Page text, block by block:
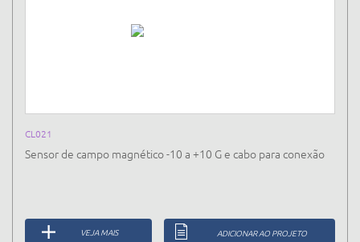
CL021
Sensor de campo magnético -10 a +10 G e cabo para conexão
VEJA MAIS ADICIONAR AO PROJETO